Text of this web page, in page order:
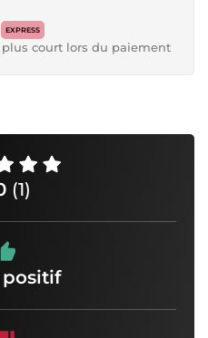
EXPRESS
court lors du paiement
(1)
positif